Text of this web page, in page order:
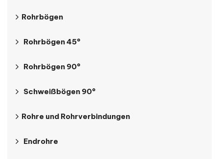
Rohrbögen
Rohrbögen 45°
Rohrbögen 90°
Schweißbögen 90°
Rohre und Rohrverbindungen
Endrohre